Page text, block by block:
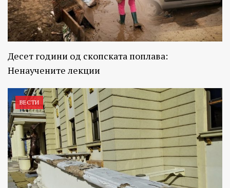
Десет години од скопската поплава:
Ненаучените лекции
ВЕСТИ